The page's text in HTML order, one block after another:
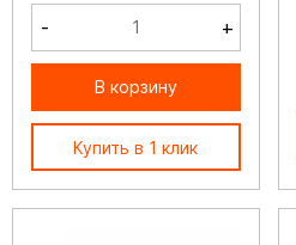
- +
В корзину
Купить в 1 клик